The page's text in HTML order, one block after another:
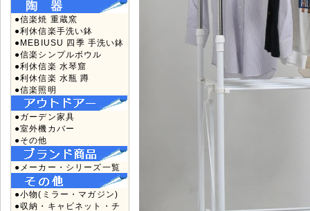
●信楽焼 重蔵窯
●利休信楽手洗い鉢
●MEBIUSU 四季 手洗い鉢
●信楽シンプルボウル
●利休信楽 水琴窟
●利休信楽 水瓶 蹲
●信楽照明
●ガーデン家具
●室外機カバー
●その他
●メーカー・シリーズ一覧
●小物(ミラー・マガジン)
●収納・キャビネット・チ